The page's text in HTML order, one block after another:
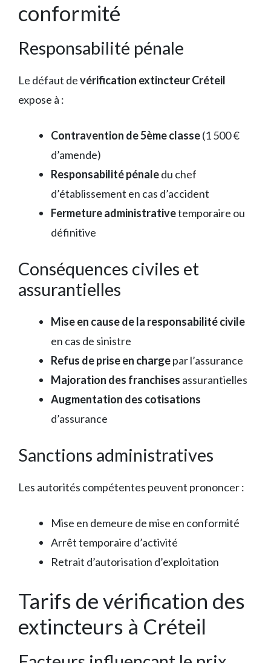
conformité
Responsabilité pénale
Le défaut devérification extincteur Créteil
expose à :
Contravention de 5ème classe(1 500 €
d’amende)
Responsabilité pénaledu chef
d’établissement en cas d’accident
Fermeture administrativetemporaire ou
définitive
Conséquences civiles et
assurantielles
Mise en cause de la responsabilité civile
en cas de sinistre
Refus de prise en chargepar l’assurance
Majoration des franchises assurantielles
Augmentation des cotisations
d’assurance
Sanctions administratives
Les autorités compétentes peuvent prononcer :
Mise en demeure de mise en conformité
Arrêt temporaire d’activité
Retrait d’autorisation d’exploitation
Tarifs de vérification des
extincteurs à Créteil